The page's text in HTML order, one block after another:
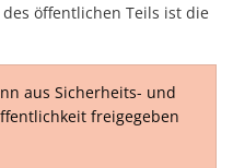
öffentlichen Teils ist die
aus Sicherheits- und
freigegeben